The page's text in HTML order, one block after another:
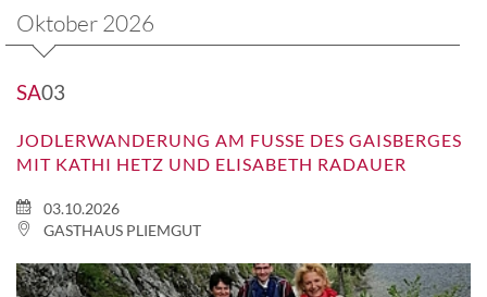
Oktober 2026
SA03
JODLERWANDERUNG AM FUSSE DES GAISBERGES M
IT KATHI HETZ UND ELISABETH RADAUER
03.10.2026
GASTHAUS PLIEMGUT